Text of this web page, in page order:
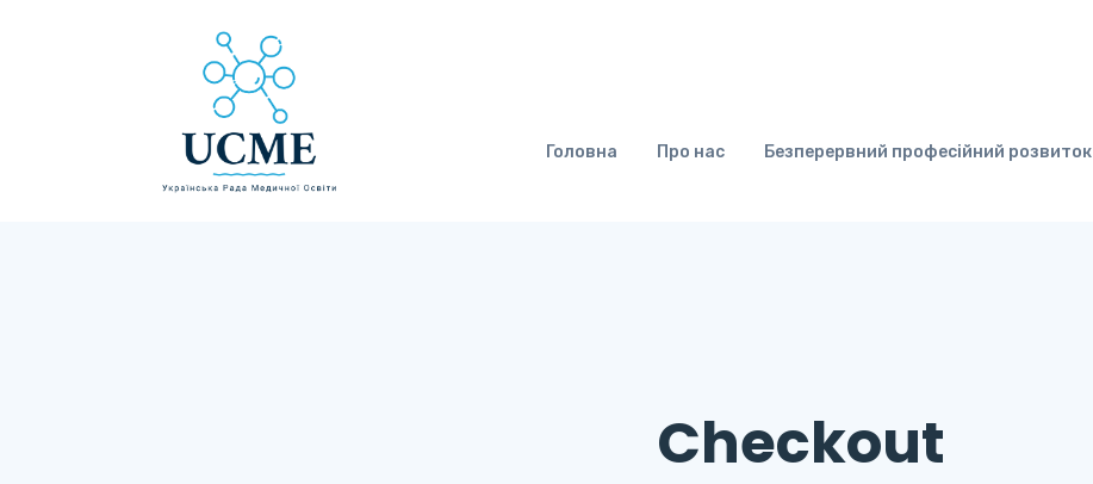
Головна Про нас Безперервний професійний розвиток
Checkout